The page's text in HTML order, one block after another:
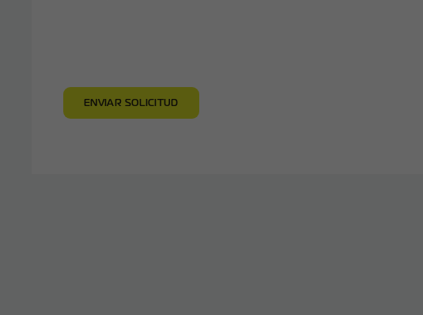
ENVIAR SOLICITUD